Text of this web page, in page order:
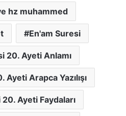
hz muhammed
En'am Suresi
20. Ayeti Anlamı
Arapca Yazılışı
Ayeti Faydaları